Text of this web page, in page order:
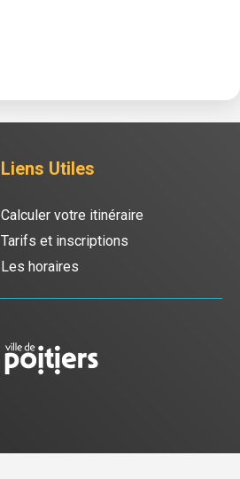
Liens Utiles
Calculer votre itinéraire
Tarifs et inscriptions
Les horaires